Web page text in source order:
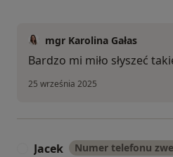
mgr Karolina Gałas
Bardzo mi miło słyszeć
25 września 2025
Jacek Numer telefonu